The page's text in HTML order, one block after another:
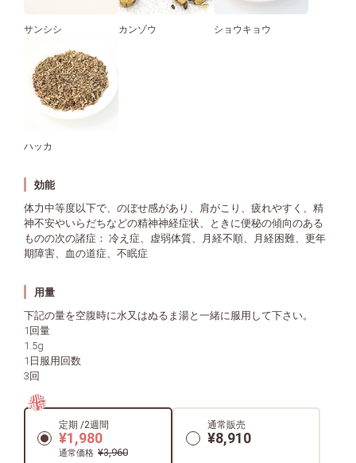
サンシシ カンゾウ ショウキョウ
ハッカ
効能
体力中等度以下で、のぼせ感があり、肩がこり、疲れやすく、精
神不安やいらだちなどの精神神経症状、ときに便秘の傾向のある
ものの次の諸症： 冷え症、虚弱体質、月経不順、月経困難、更年
期障害、血の道症、不眠症
用量
下記の量を空腹時に水又はぬるま湯と一緒に服用して下さい。
1回量
1.5g
1日服用回数
3回
初回
限定
定期 /2週間
¥1,980
通常価格 ¥3,960
通常販売
¥8,910